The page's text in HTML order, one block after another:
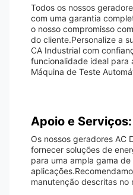
Todos os nossos
com uma garantia
o nosso compromisso
do cliente.Personalize a
CA Industrial com
funcionalidade ideal para
Máquina de Teste
Apoio e Serviços:
Os nossos geradores AC
fornecer soluções de
para uma ampla gama de
manutenção descritas no